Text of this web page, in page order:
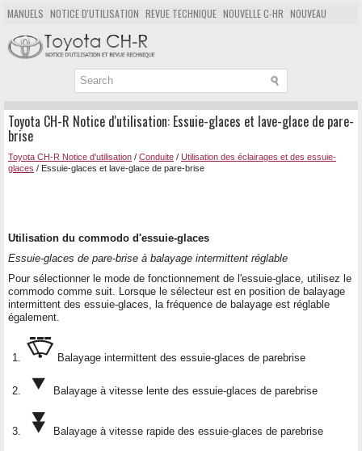
MANUELS NOTICE D'UTILISATION REVUE TECHNIQUE NOUVELLE C-HR NOUVEAU
POPULAIRE
PLAN DU SITE CHERCHER
Toyota CH-R Notice d'utilisation: Essuie-glaces et lave-glace de pare-
brise
Toyota CH-R Notice d'utilisation / Conduite / Utilisation des éclairages et des essuie-
glaces / Essuie-glaces et lave-glace de pare-brise
Utilisation du commodo d'essuie-glaces
Essuie-glaces de pare-brise à balayage intermittent réglable
Pour sélectionner le mode de fonctionnement de l'essuie-glace, utilisez le
commodo comme suit. Lorsque le sélecteur est en position de balayage
intermittent des essuie-glaces, la fréquence de balayage est réglable
également.
Balayage intermittent des essuie-glaces de parebrise
Balayage à vitesse lente des essuie-glaces de parebrise
Balayage à vitesse rapide des essuie-glaces de parebrise